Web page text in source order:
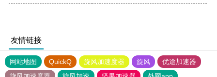
友情链接
网站地图 QuickQ 旋风加速度器 旋风
优途加速器